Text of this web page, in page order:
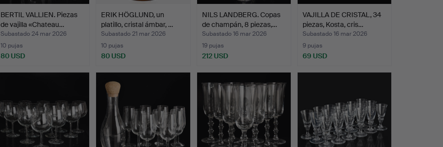
BERTIL VALLIEN. Piezas
de vajilla «Chateau…
Subastado 24 mar 2026
10 pujas
80 USD
ERIK HÖGLUND, un
platillo, cristal ámbar, …
Subastado 21 mar 2026
10 pujas
80 USD
NILS LANDBERG. Copas
de champán, 8 piezas,…
Subastado 16 mar 2026
19 pujas
212 USD
VAJILLA DE CRISTAL, 34
piezas, Kosta, cris…
Subastado 16 mar 2026
9 pujas
69 USD